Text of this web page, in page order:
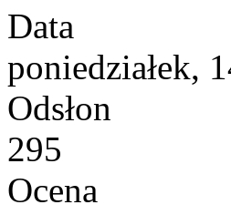
Data
poniedziałek,
Odsłon
295
Ocena